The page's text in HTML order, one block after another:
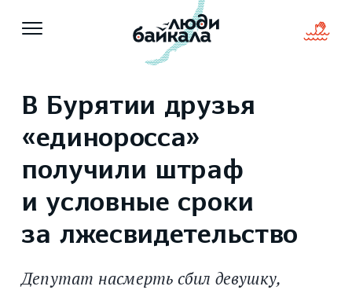
В Бурятии друзья
«единоросса»
получили штраф
и условные сроки
за лжесвидетельство
Депутат насмерть сбил девушку,